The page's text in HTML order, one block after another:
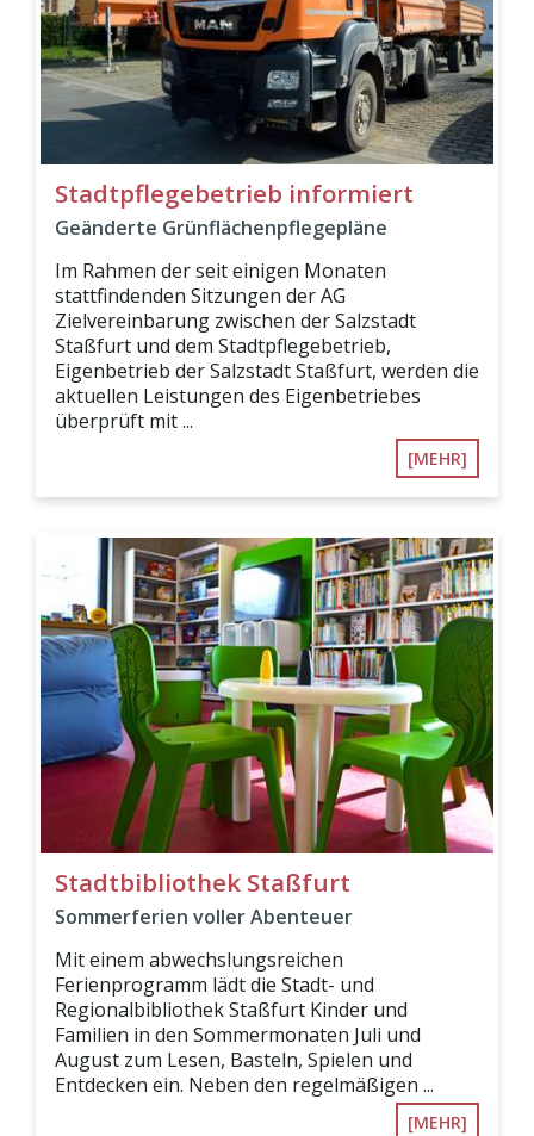
Stadtpflegebetrieb informiert
Geänderte Grünflächenpflegepläne
Im Rahmen der seit einigen Monaten
stattfindenden Sitzungen der AG
Zielvereinbarung zwischen der Salzstadt
Staßfurt und dem Stadtpflegebetrieb,
Eigenbetrieb der Salzstadt Staßfurt, werden die
aktuellen Leistungen des Eigenbetriebes
überprüft mit ...
[MEHR]
Stadtbibliothek Staßfurt
Sommerferien voller Abenteuer
Mit einem abwechslungsreichen
Ferienprogramm lädt die Stadt- und
Regionalbibliothek Staßfurt Kinder und
Familien in den Sommermonaten Juli und
August zum Lesen, Basteln, Spielen und
Entdecken ein. Neben den regelmäßigen ...
[MEHR]